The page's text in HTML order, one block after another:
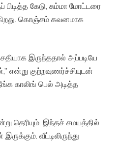
பிடித்த கேடு, சும்மா மோட்டரை
கொஞ்சம் கவனமாக
இருந்ததால் அப்படியே
என்று குற்றவுணர்ச்சியுடன்
காலிங் பெல் அடித்த
தெரியும். இந்தச் சமயத்தில்
வீட்டிலிருந்து